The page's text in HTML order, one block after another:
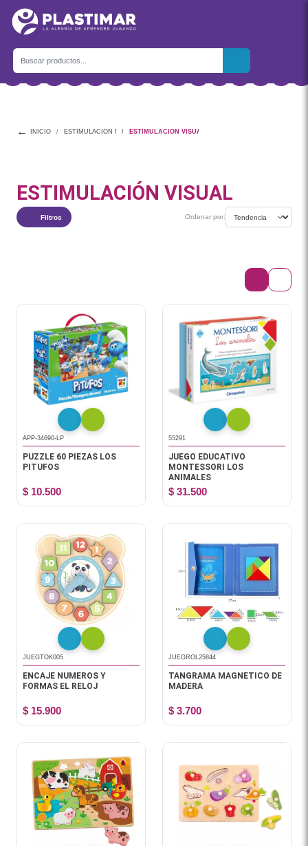
← INICIO ESTIMULACIÓN MULTISENSORIAL
ESTIMULACIÓN VISUAL
ESTIMULACIÓN VISUAL
Filtros Ordenar por:
APP-34690-LP
PUZZLE 60 PIEZAS LOS
PITUFOS
$ 10.500
55291
JUEGO EDUCATIVO
MONTESSORI LOS
ANIMALES
$ 31.500
JUEGTOK005
ENCAJE NUMEROS Y
FORMAS EL RELOJ
$ 15.900
JUEGROL25844
TANGRAMA MAGNETICO DE
MADERA
$ 3.700